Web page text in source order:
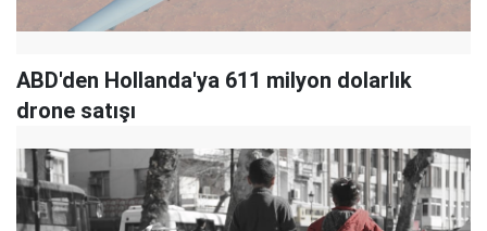
ABD'den Hollanda'ya 611 milyon dolarlık
drone satışı